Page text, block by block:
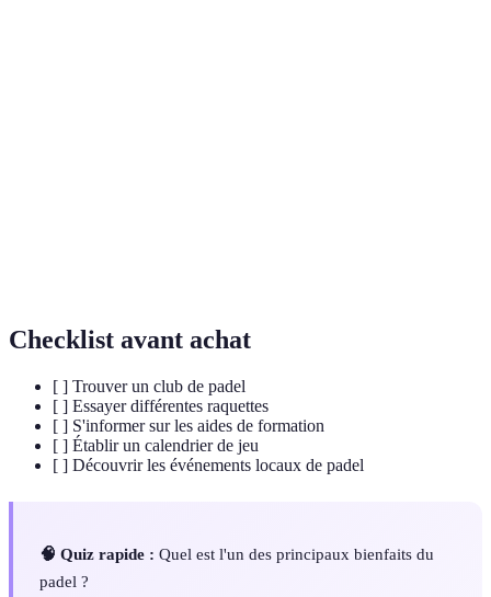
Checklist avant achat
[ ] Trouver un club de padel
[ ] Essayer différentes raquettes
[ ] S'informer sur les aides de formation
[ ] Établir un calendrier de jeu
[ ] Découvrir les événements locaux de padel
🧠 Quiz rapide : Quel est l'un des principaux bienfaits du
padel ?